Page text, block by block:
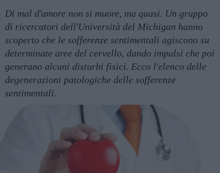
Di mal d'amore non si muore, ma quasi. Un gruppo
di ricercatori dell'Università del Michigan hanno
scoperto che le sofferenze sentimentali agiscono su
determinate aree del cervello, dando impulsi che poi
generano alcuni disturbi fisici. Ecco l'elenco delle
degenerazioni patologiche delle sofferenze
sentimentali.